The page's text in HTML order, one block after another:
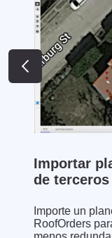
Importar
de terceros
Importe un
RoofOrders